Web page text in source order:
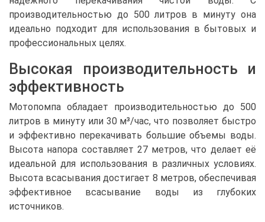
производительностью до 500 литров в минуту она
идеально подходит для использования в бытовых и
профессиональных целях.
Высокая производительность и
эффективность
Мотопомпа обладает производительностью до 500
литров в минуту или 30 м³/час, что позволяет быстро
и эффективно перекачивать большие объемы воды.
Высота напора составляет 27 метров, что делает её
идеальной для использования в различных условиях.
Высота всасывания достигает 8 метров, обеспечивая
эффективное всасывание воды из глубоких
источников.